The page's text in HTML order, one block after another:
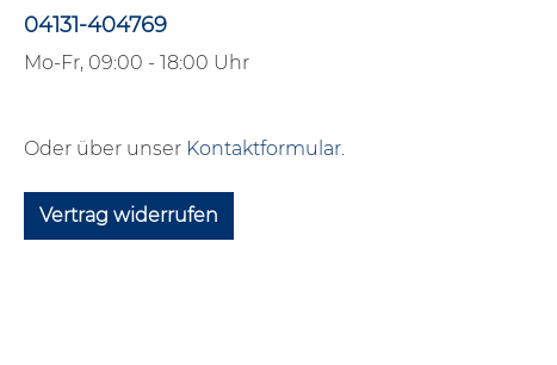
04131-404769
Mo-Fr, 09:00 - 18:00 Uhr
Oder über unser Kontaktformular.
Vertrag widerrufen